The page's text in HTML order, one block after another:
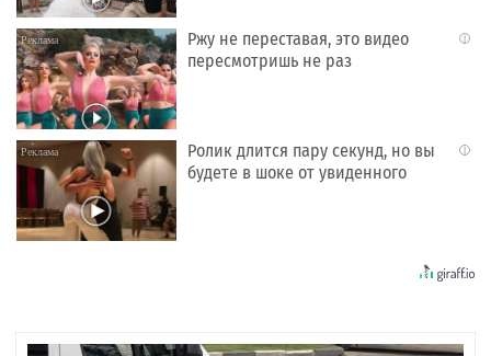
i
Ржу не переставая, это видео
пересмотришь не раз
i
Ролик длится пару секунд, но вы
будете в шоке от увиденного